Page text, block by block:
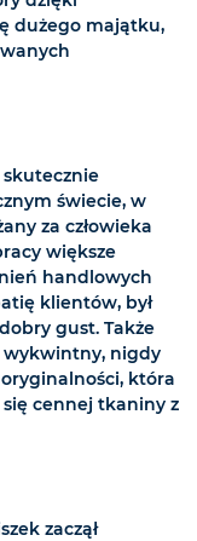
dużego majątku,
skutecznie
świecie, w
za człowieka
większe
handlowych
klientów, był
gust. Także
wykwintny, nigdy
która
się cennej tkaniny z
zaczął